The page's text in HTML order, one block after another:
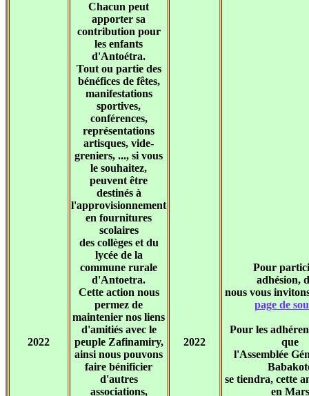
2022
Chacun peut
apporter sa
contribution pour
les enfants
d'Antoétra.
Tout ou partie des
bénéfices de fêtes,
manifestations
sportives,
conférences,
représentations
artisques, vide-
greniers, ..., si vous
le souhaitez,
peuvent être
destinés à
l'approvisionnement
en fournitures
scolaires
des collèges et du
lycée de la
commune rurale
d'Antoetra.
Cette action nous
permez de
maintenier nos liens
d'amitiés avec le
peuple Zafinamiry,
ainsi nous pouvons
faire bénificier
d'autres
associations,
2022
Pour
adhésion,
nous vous
page de
Pour les
que
l'Assemblée
se tiendra, cette
en Mars